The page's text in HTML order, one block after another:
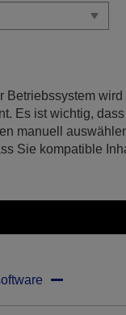
Betriebssystem
Es ist wichtig,
manuell
Sie kompatible